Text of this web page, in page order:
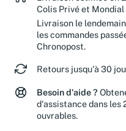
Livraison estimée en 2
Colis Privé et Mondial
Livraison le
les commandes
Retours jusqu'à 30
Besoin d'aide ?
d'assistance dans les